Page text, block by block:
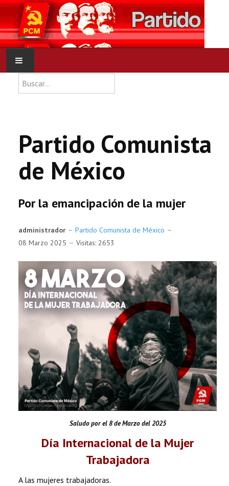
INICIO
NOTICIAS
DOCUMENTOS
Buscar
Partido Comunista
de México
Por la emancipación de la mujer
administrador
Partido Comunista de México
08 Marzo 2025
Visitas: 2653
Saludo por el 8 de Marzo del 2025
Día Internacional de la Mujer
Trabajadora
A las mujeres trabajadoras.